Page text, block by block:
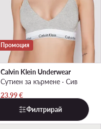
Промоция
Calvin Klein Underwear
Сутиен за кърмене · Сив
Актуална цена
23,99€
Най-ниска цена25,99 €
Филтрирай